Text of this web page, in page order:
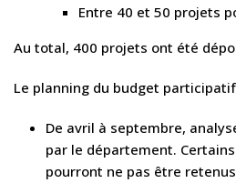
Entre 40 et 50 projets
Au total, 400 projets ont été
Le planning du budget
De avril à septembre,
par le département.
pourront ne pas être